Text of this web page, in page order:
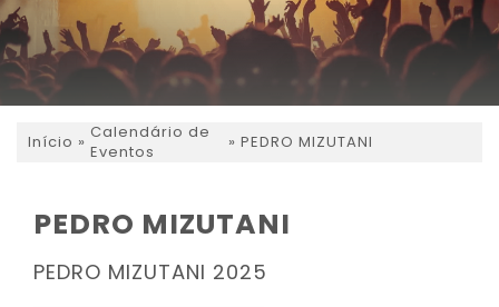
Início » Calendário de
Eventos
» PEDRO MIZUTANI
PEDRO MIZUTANI
PEDRO MIZUTANI 2025